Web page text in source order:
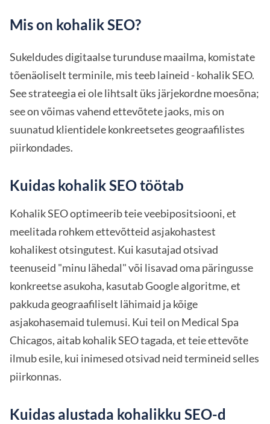
Mis on kohalik SEO?
Sukeldudes digitaalse turunduse maailma, komistate
tõenäoliselt terminile, mis teeb laineid - kohalik SEO.
See strateegia ei ole lihtsalt üks järjekordne moesõna;
see on võimas vahend ettevõtete jaoks, mis on
suunatud klientidele konkreetsetes geograafilistes
piirkondades.
Kuidas kohalik SEO töötab
Kohalik SEO optimeerib teie veebipositsiooni, et
meelitada rohkem ettevõtteid asjakohastest
kohalikest otsingutest. Kui kasutajad otsivad
teenuseid "minu lähedal" või lisavad oma päringusse
konkreetse asukoha, kasutab Google algoritme, et
pakkuda geograafiliselt lähimaid ja kõige
asjakohasemaid tulemusi. Kui teil on Medical Spa
Chicagos, aitab kohalik SEO tagada, et teie ettevõte
ilmub esile, kui inimesed otsivad neid termineid selles
piirkonnas.
Kuidas alustada kohalikku SEO-d